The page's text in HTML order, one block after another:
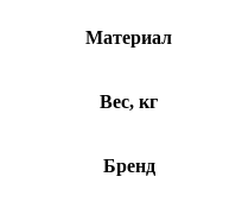
Материал
Вес, кг
Бренд